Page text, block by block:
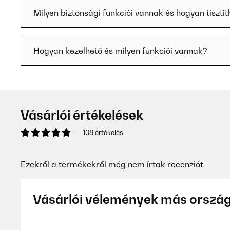
Milyen biztonsági funkciói vannak és hogyan
Hogyan kezelhető és milyen funkciói vannak?
Vásárlói értékelések
108 értékelés
Ezekről a termékekről még nem írtak recenziót
Vásárlói vélemények más